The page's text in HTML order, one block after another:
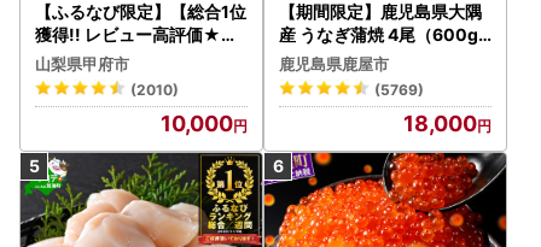
【ふるなび限定】【総合1位
獲得!! レビュー高評価★】
〈2026年度配送分〉山梨
県産 シャインマスカット 2
～3房（1.0kg以上）シャイ
ン フルーツ FN-Limited-S
P
山梨県甲府市
(2010)
10,000
【期間限定】鹿児島県大隅
産 うなぎ蒲焼 4尾（600g
） KN007-004-04-cp18
うなぎ 鰻 魚 惣菜 総菜
鹿児島県鹿屋市
(5769)
18,000